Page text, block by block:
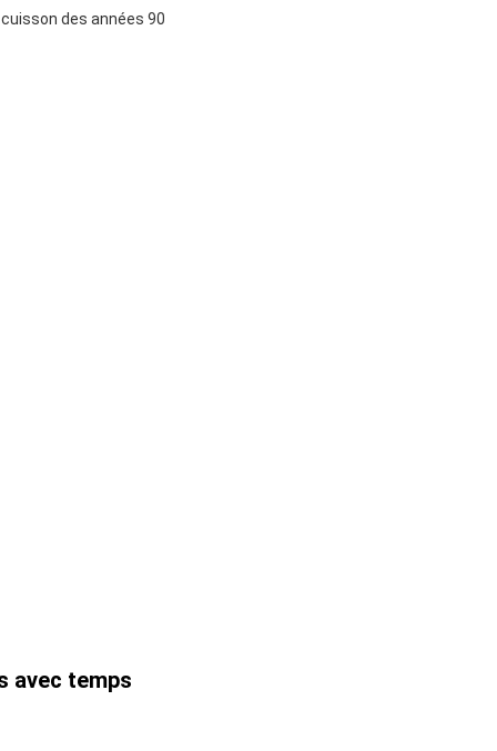
des années 90
avec temps